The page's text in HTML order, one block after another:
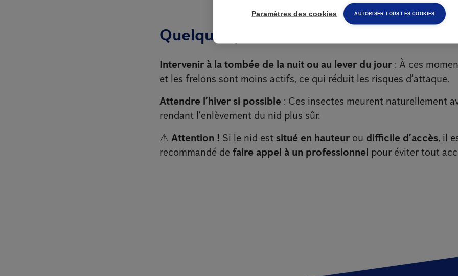
Quelques précautions avant toute
Intervenir à la tombée de la nuit ou au lever du jour : À ces
et les frelons sont moins actifs, ce qui réduit les risques d’attaque.
Attendre l’hiver si possible : Ces insectes meurent naturellement
rendant l’enlèvement du nid plus sûr.
⚠ Attention ! Si le nid est situé en hauteur ou difficile d’accès, il
recommandé de faire appel à un professionnel pour éviter tout
Paramètres des cookies AUTORISER TOUS LES COOKIES